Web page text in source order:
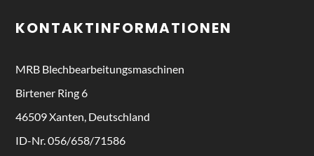
KONTAKTINFORMATIONEN
MRB Blechbearbeitungsmaschinen
Birtener Ring 6
46509 Xanten, Deutschland
ID-Nr. 056/658/71586